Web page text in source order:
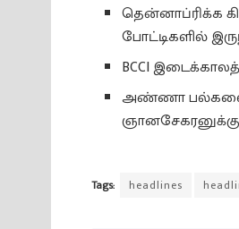
தென்னாப்ரிக்க
போட்டிகளில்
BCCI
அண்ணா
Tags: headlines